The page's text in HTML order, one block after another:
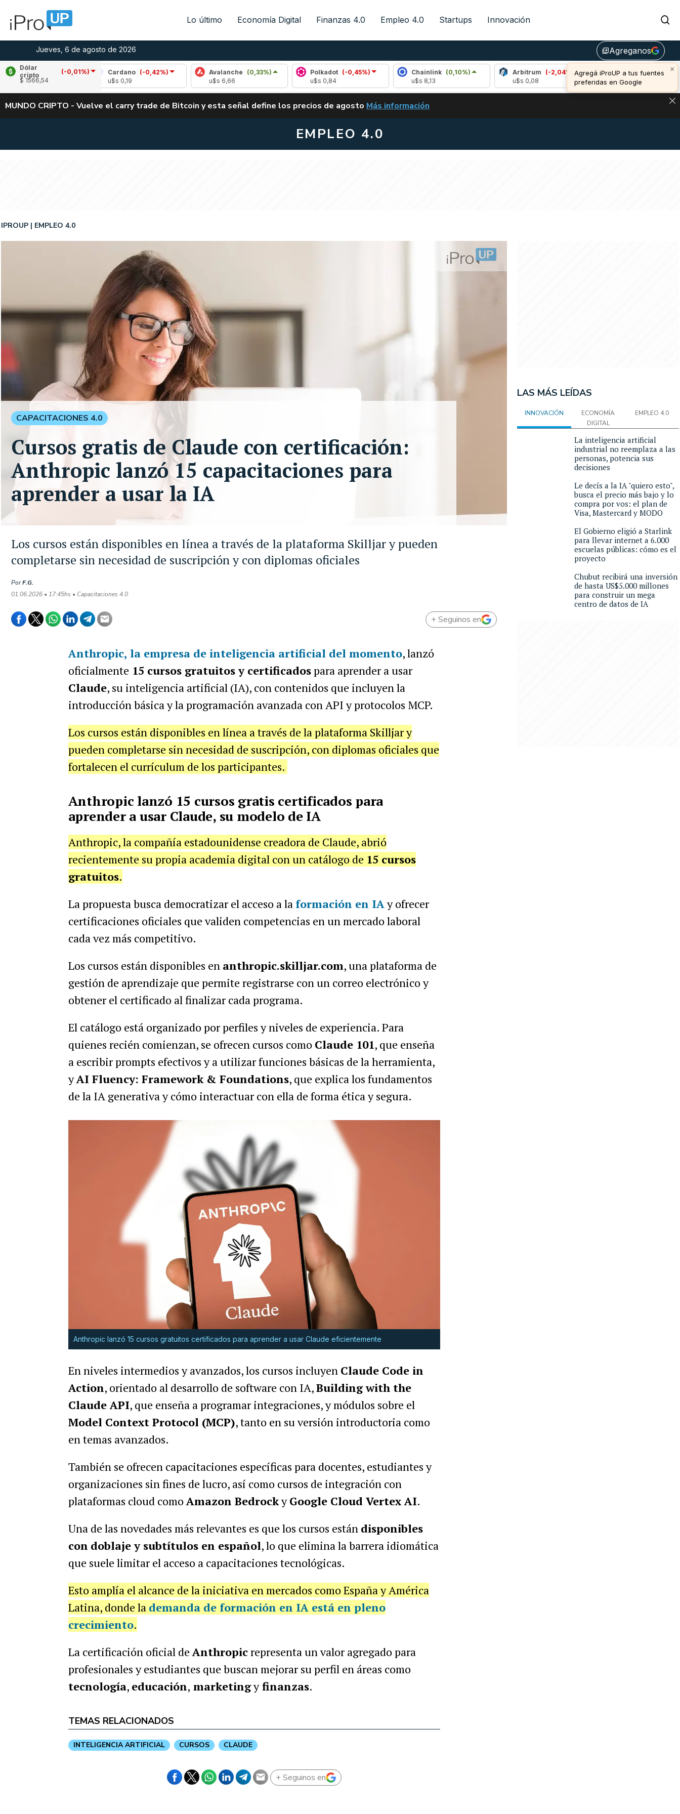
Lo último Economía Digital Finanzas 4.0 Empleo 4.0 Startups Innovación
Jueves, 6 de agosto de 2026 library_addAgreganos
×
Agregá iProUP a tus fuentes
preferidas en Google
Dólar
cripto
(-0,01%)
$ 1566,54
(-1,98%)
Cardano
(-0,42%)
Avalanche (0,33%)
Polkadot
(-0,45%)
Chainlink
(0,10%)
Arbitrum
(-2,04%)
Bitcoin (0,67%)
u$s 64.528,00
ALERTA
MUNDO CRIPTO - Vuelve el carry trade de Bitcoin y esta señal define los precios de agosto VUELVE EL CARRY TRADE DE BITCOIN Y ESTA SEÑAL DEFINE LOS PRECIOS DE
Más información
EMPLEO 4.0
Los cursos están disponibles en línea a través de la plataforma Skilljar y pueden
completarse sin necesidad de suscripción y con diplomas oficiales
IPROUP EMPLEO 4.0
PorF.G.
01.06.2026 • 17:45hs • Capacitaciones 4.0
CAPACITACIONES 4.0
Cursos gratis de Claude con certificación:
Anthropic lanzó 15 capacitaciones para
aprender a usar la IA
+ Seguinos en
Anthropic, la empresa de inteligencia artificial del momento, lanzó
oficialmente 15 cursos gratuitos y certificadospara aprender a usar
Claude, su inteligencia artificial (IA), con contenidos que incluyen la
introducción básica y la programación avanzada con API y protocolos MCP.
Los cursos están disponibles en línea a través de la plataforma Skilljar y
pueden completarse sin necesidad de suscripción, con diplomas oficiales que
fortalecen el currículum de los participantes.
Anthropic lanzó 15 cursos gratis certificados para
aprender a usar Claude, su modelo de IA
Anthropic, la compañía estadounidense creadora de Claude, abrió
recientemente su propia academia digital con un catálogo de 15 cursos
gratuitos.
La propuesta busca democratizar el acceso a la formación en IAy ofrecer
certificaciones oficiales que validen competencias en un mercado laboral
cada vez más competitivo.
Los cursos están disponibles en anthropic.skilljar.com, una plataforma de
gestión de aprendizaje que permite registrarse con un correo electrónico y
obtener el certificado al finalizar cada programa.
El catálogo está organizado por perfiles y niveles de experiencia. Para
quienes recién comienzan, se ofrecen cursos como Claude 101, que enseña
a escribir prompts efectivos y a utilizar funciones básicas de la herramienta,
yAI Fluency: Framework & Foundations, que explica los fundamentos
de la IA generativa y cómo interactuar con ella de forma ética y segura.
Anthropic lanzó 15 cursos gratuitos certificados para aprender a usar Claude eficientemente
En niveles intermedios y avanzados, los cursos incluyen Claude Code in
Action, orientado al desarrollo de software con IA,Building with the
Claude API, que enseña a programar integraciones, y módulos sobre el
Model Context Protocol (MCP), tanto en su versión introductoria como
en temas avanzados.
También se ofrecen capacitaciones específicas para docentes, estudiantes y
organizaciones sin fines de lucro, así como cursos de integración con
plataformas cloud comoAmazon BedrockyGoogle Cloud Vertex AI.
Una de las novedades más relevantes es que los cursos están disponibles
con doblaje y subtítulos en español, lo que elimina la barrera idiomática
que suele limitar el acceso a capacitaciones tecnológicas.
Esto amplía el alcance de la iniciativa en mercados como España y América
Latina, donde la demanda de formación en IA está en pleno
crecimiento.
La certificación oficial deAnthropicrepresenta un valor agregado para
profesionales y estudiantes que buscan mejorar su perfil en áreas como
tecnología, educación, marketingyfinanzas.
TEMAS RELACIONADOS
INTELIGENCIA ARTIFICIAL CURSOS CLAUDE
+ Seguinos en
LAS MÁS LEÍDAS
INNOVACIÓN
ECONOMÍA
DIGITAL
EMPLEO 4.0
La inteligencia artificial
industrial no reemplaza a las
personas, potencia sus
decisiones
Le decís a la IA "quiero esto",
busca el precio más bajo y lo
compra por vos: el plan de
Visa, Mastercard y MODO
El Gobierno eligió a Starlink
para llevar internet a 6.000
escuelas públicas: cómo es el
proyecto
Chubut recibirá una inversión
de hasta US$5.000 millones
para construir un mega
centro de datos de IA